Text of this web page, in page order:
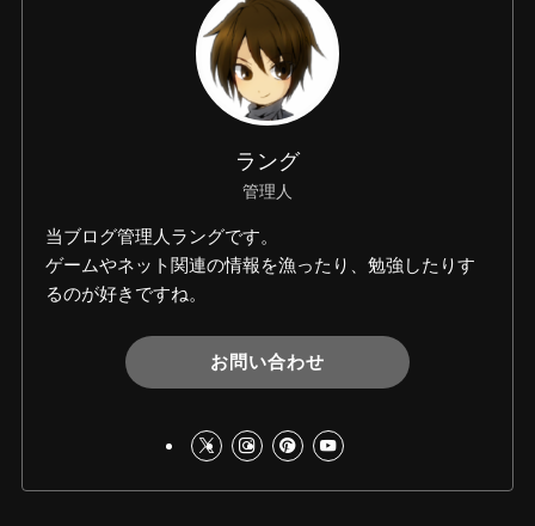
ラング
管理人
当ブログ管理人ラングです。
ゲームやネット関連の情報を漁ったり、勉強したりす
るのが好きですね。
お問い合わせ